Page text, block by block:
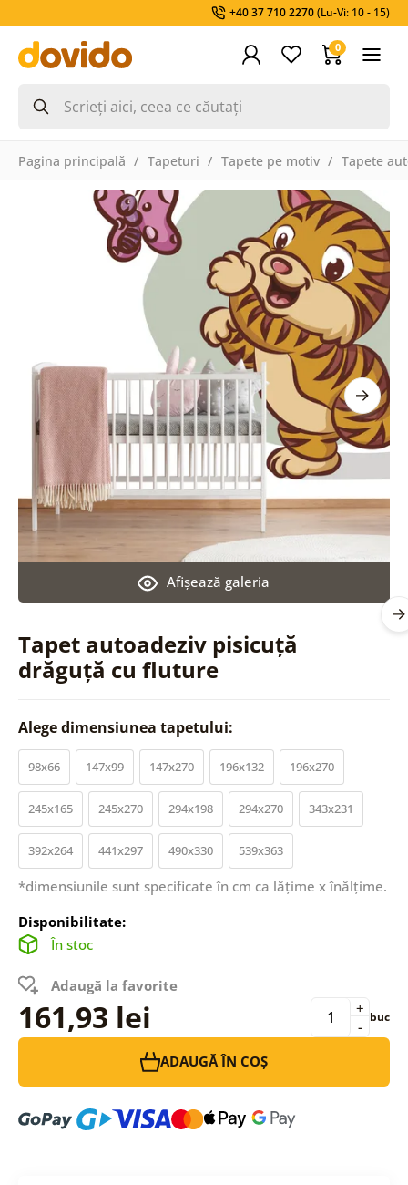
+40 37 710 2270(Lu-Vi: 10 - 15)
0
Pagina principală Tapeturi Tapete pe motiv Tapete
Tapet autoadeziv pisicuță
drăguță cu fluture
Afişează galeria
Alege dimensiunea tapetului:
98x66 147x99 147x270 196x132 196x270
245x165 245x270 294x198 294x270 343x231
392x264 441x297 490x330 539x363
*dimensiunile sunt specificate în cm ca lățime x înălțime.
Disponibilitate:
În stoc
Adaugă la favorite
161,93 lei -
+ buc
ADAUGĂ ÎN COȘ